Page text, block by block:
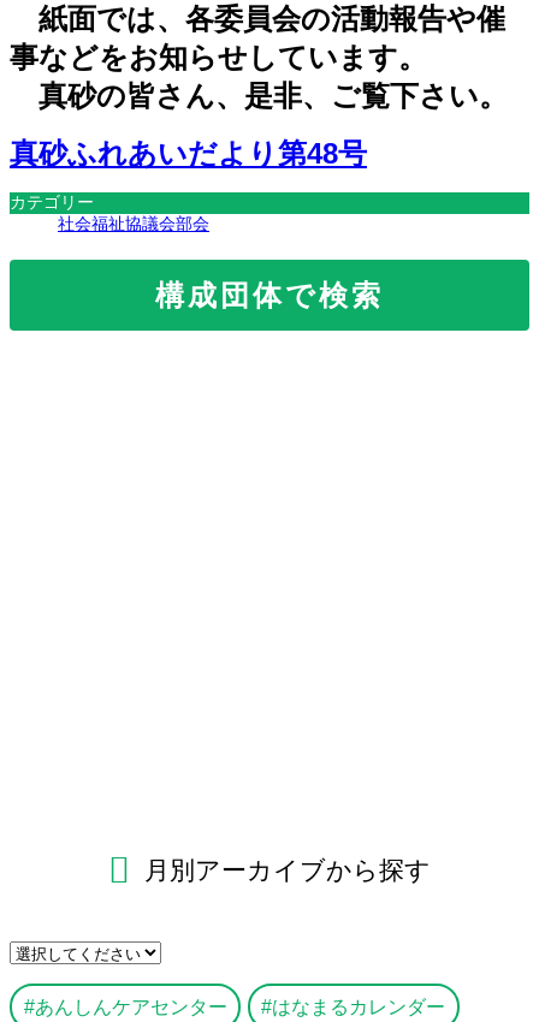
紙面では、各委員会の活動報告や催
事などをお知らせしています。
真砂の皆さん、是非、ご覧下さい。
真砂ふれあいだより第48号
カテゴリー
社会福祉協議会部会
構成団体で検索
月別アーカイブから探す
あんしんケアセンター はなまるカレンダー